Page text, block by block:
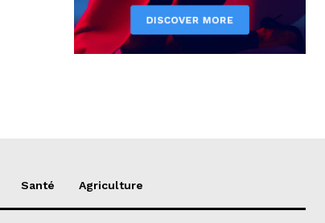
Santé Agriculture